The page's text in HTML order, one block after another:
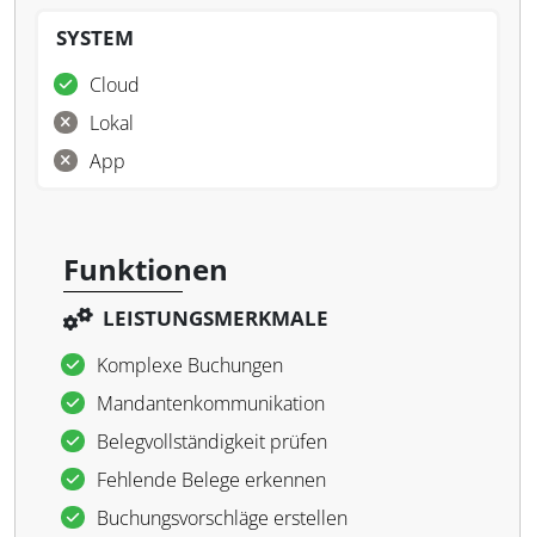
SYSTEM
Cloud
Lokal
App
Funktionen
LEISTUNGSMERKMALE
Komplexe Buchungen
Mandantenkommunikation
Belegvollständigkeit prüfen
Fehlende Belege erkennen
Buchungsvorschläge erstellen